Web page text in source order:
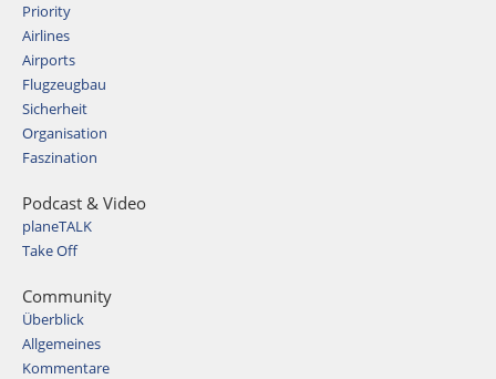
Priority
Airlines
Airports
Flugzeugbau
Sicherheit
Organisation
Faszination
Podcast & Video
planeTALK
Take Off
Community
Überblick
Allgemeines
Kommentare